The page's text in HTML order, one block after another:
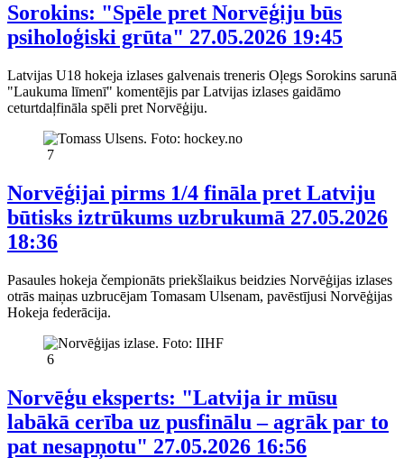
Sorokins: "Spēle pret Norvēģiju būs
psiholoģiski grūta" 27.05.2026 19:45
Latvijas U18 hokeja izlases galvenais treneris Oļegs Sorokins sarunā
"Laukuma līmenī" komentējis par Latvijas izlases gaidāmo
ceturtdaļfināla spēli pret Norvēģiju.
7
Norvēģijai pirms 1/4 fināla pret Latviju
būtisks iztrūkums uzbrukumā 27.05.2026
18:36
Pasaules hokeja čempionāts priekšlaikus beidzies Norvēģijas izlases
otrās maiņas uzbrucējam Tomasam Ulsenam, pavēstījusi Norvēģijas
Hokeja federācija.
6
Norvēģu eksperts: "Latvija ir mūsu
labākā cerība uz pusfinālu – agrāk par to
pat nesapņotu" 27.05.2026 16:56